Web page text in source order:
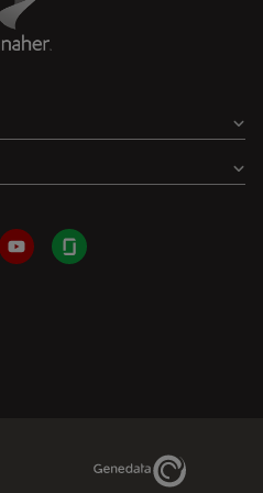
YouTubeGlassdoor
Genedata Link